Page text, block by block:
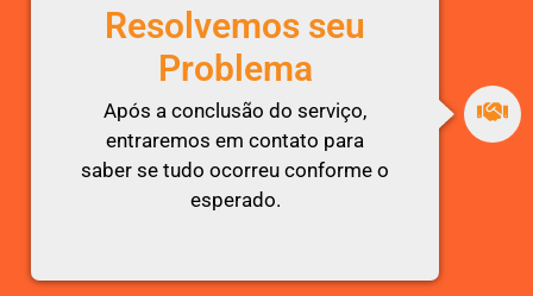
Resolvemos seu
Problema
Após a conclusão do serviço,
entraremos em contato para
saber se tudo ocorreu conforme o
esperado.